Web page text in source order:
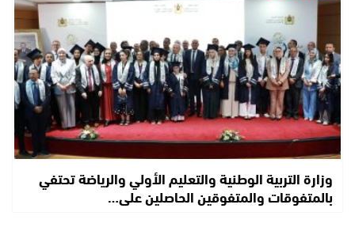
وزارة التربية الوطنية والتعليم الأولي والرياضة تحتفي
بالمتفوقات والمتفوقين الحاصلين على…